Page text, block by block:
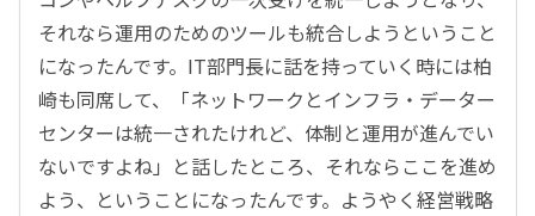
それなら運用のためのツールも統合しようということ
になったんです。IT部門長に話を持っていく時には柏
崎も同席して、「ネットワークとインフラ・データー
センターは統一されたけれど、体制と運用が進んでい
ないですよね」と話したところ、それならここを進め
よう、ということになったんです。ようやく経営戦略